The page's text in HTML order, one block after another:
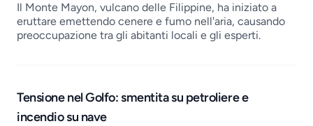
Il Monte Mayon, vulcano delle Filippine, ha iniziato a
eruttare emettendo cenere e fumo nell'aria, causando
preoccupazione tra gli abitanti locali e gli esperti.
Tensione nel Golfo: smentita su petroliere e
incendio su nave